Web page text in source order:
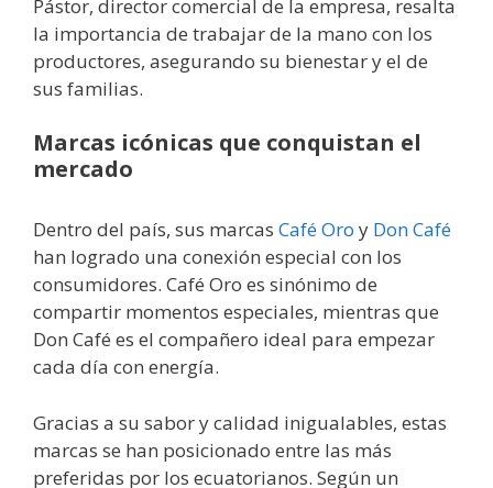
Pástor, director comercial de la empresa, resalta
la importancia de trabajar de la mano con los
productores, asegurando su bienestar y el de
sus familias.
Marcas icónicas que conquistan el
mercado
Dentro del país, sus marcas Café Oro y Don Café
han logrado una conexión especial con los
consumidores. Café Oro es sinónimo de
compartir momentos especiales, mientras que
Don Café es el compañero ideal para empezar
cada día con energía.
Gracias a su sabor y calidad inigualables, estas
marcas se han posicionado entre las más
preferidas por los ecuatorianos. Según un